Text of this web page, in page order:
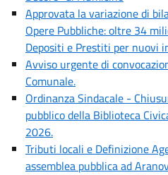
Approvata la variazione di
Opere Pubbliche: oltre 34
Depositi e Prestiti per
Avviso urgente di
Comunale.
Ordinanza Sindacale -
pubblico della Biblioteca
2026.
Tributi locali e Definizione
assemblea pubblica ad